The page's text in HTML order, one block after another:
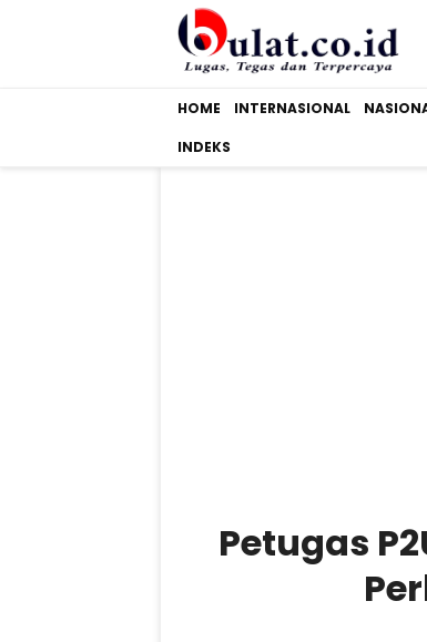
HOME INTERNASIONAL
INDEKS
Petugas